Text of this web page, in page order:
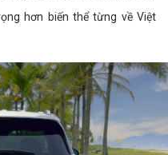
hơn biến thể từng về Việt